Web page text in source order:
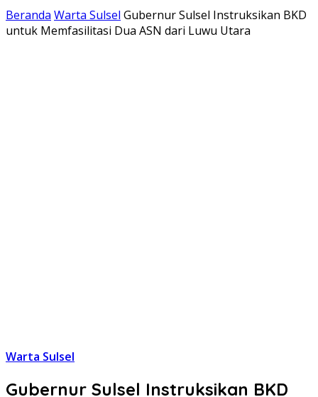
Beranda Warta Sulsel Gubernur Sulsel Instruksikan BKD
untuk Memfasilitasi Dua ASN dari Luwu Utara
Warta Sulsel
Gubernur Sulsel Instruksikan BKD